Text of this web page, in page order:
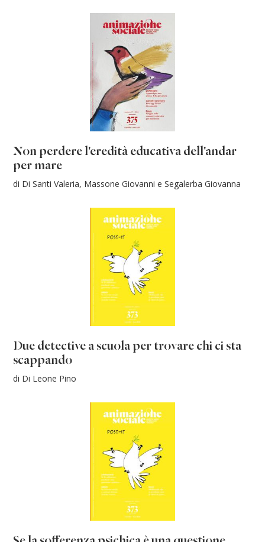
Non perdere l'eredità educativa dell'andar
per mare
di Di Santi Valeria, Massone Giovanni e Segalerba Giovanna
Due detective a scuola per trovare chi ci sta
scappando
di Di Leone Pino